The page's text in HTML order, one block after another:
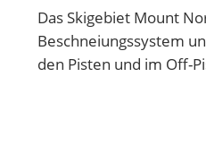
Das Skigebiet Mount
Beschneiungssystem
den Pisten und im Off-